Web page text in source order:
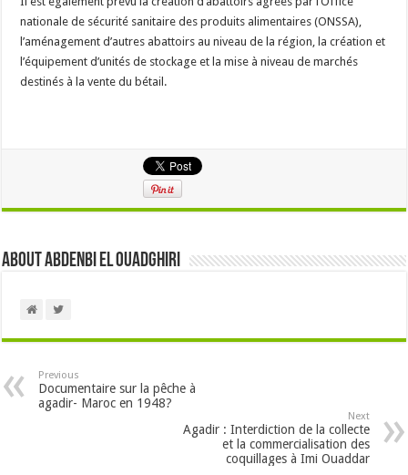
nationale de sécurité sanitaire des produits alimentaires (ONSSA),
l’aménagement d’autres abattoirs au niveau de la région, la création et
l’équipement d’unités de stockage et la mise à niveau de marchés
destinés à la vente du bétail.
About Abdenbi EL OUADGHIRI
Previous
Documentaire sur la pêche à
agadir- Maroc en 1948?
Next
Agadir : Interdiction de la collecte
et la commercialisation des
coquillages à Imi Ouaddar